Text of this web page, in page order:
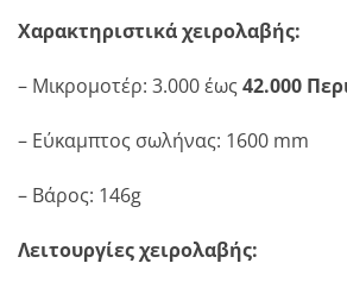
Χαρακτηριστικά χειρολαβής:
– Μικρομοτέρ: 3.000 έως 42.000
– Εύκαμπτος σωλήνας: 1600 mm
– Βάρος: 146g
Λειτουργίες χειρολαβής: